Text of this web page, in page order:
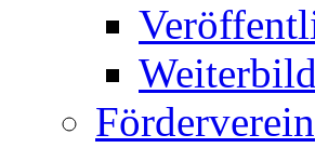
Förderverein